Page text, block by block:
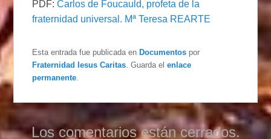
PDF:Carlos de Foucauld, profeta de la
fraternidad universal. Mª Teresa REARTE
Esta entrada fue publicada enDocumentos por
Fraternidad Iesus Caritas . Guarda elenlace
permanente
Los comentarios están cerrados.